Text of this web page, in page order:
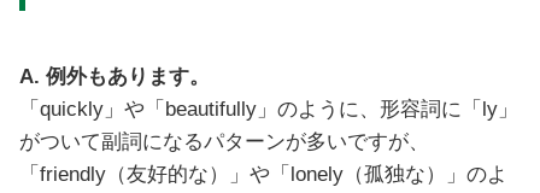
A. 例外もあります。
「quickly」や「beautifully」のように、形容詞に「ly」
がついて副詞になるパターンが多いですが、
「friendly（友好的な）」や「lonely（孤独な）」のよ